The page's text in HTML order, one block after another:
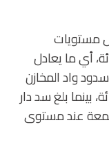
مستويات
بلغت 79.2 في المائة، أي ما يعادل
سدود واد المخازن
بنسبة 100 في المائة، بينما بلغ سد دار
جمعة عند مستوى